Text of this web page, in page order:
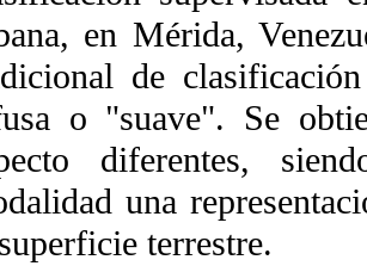
en Mérida,
de
o "suave". Se
diferentes,
una
terrestre.